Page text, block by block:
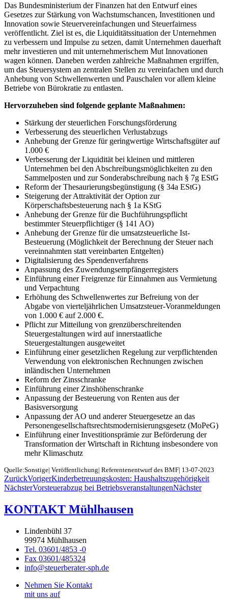
Das Bundesministerium der Finanzen hat den Entwurf eines
Gesetzes zur Stärkung von Wachstumschancen, Investitionen und
Innovation sowie Steuervereinfachungen und Steuerfairness
veröffentlicht. Ziel ist es, die Liquiditätssituation der Unternehmen
zu verbessern und Impulse zu setzen, damit Unternehmen dauerhaft
mehr investieren und mit unternehmerischem Mut Innovationen
wagen können. Daneben werden zahlreiche Maßnahmen ergriffen,
um das Steuersystem an zentralen Stellen zu vereinfachen und durch
Anhebung von Schwellenwerten und Pauschalen vor allem kleine
Betriebe von Bürokratie zu entlasten.
Hervorzuheben sind folgende geplante Maßnahmen:
Stärkung der steuerlichen Forschungsförderung
Verbesserung des steuerlichen Verlustabzugs
Anhebung der Grenze für geringwertige Wirtschaftsgüter auf
1.000 €
Verbesserung der Liquidität bei kleinen und mittleren
Unternehmen bei den Abschreibungsmöglichkeiten zu den
Sammelposten und zur Sonderabschreibung nach § 7g EStG
Reform der Thesaurierungsbegünstigung (§ 34a EStG)
Steigerung der Attraktivität der Option zur
Körperschaftsbesteuerung nach § 1a KStG
Anhebung der Grenze für die Buchführungspflicht
bestimmter Steuerpflichtiger (§ 141 AO)
Anhebung der Grenze für die umsatzsteuerliche Ist-
Besteuerung (Möglichkeit der Berechnung der Steuer nach
vereinnahmten statt vereinbarten Entgelten)
Digitalisierung des Spendenverfahrens
Anpassung des Zuwendungsempfängerregisters
Einführung einer Freigrenze für Einnahmen aus Vermietung
und Verpachtung
Erhöhung des Schwellenwertes zur Befreiung von der
Abgabe von vierteljährlichen Umsatzsteuer-Voranmeldungen
von 1.000 € auf 2.000 €.
Pflicht zur Mitteilung von grenzüberschreitenden
Steuergestaltungen wird auf innerstaatliche
Steuergestaltungen ausgeweitet
Einführung einer gesetzlichen Regelung zur verpflichtenden
Verwendung von elektronischen Rechnungen zwischen
inländischen Unternehmen
Reform der Zinsschranke
Einführung einer Zinshöhenschranke
Anpassung der Besteuerung von Renten aus der
Basisversorgung
Anpassung der AO und anderer Steuergesetze an das
Personengesellschaftsrechtsmodernisierungsgesetz (MoPeG)
Einführung einer Investitionsprämie zur Beförderung der
Transformation der Wirtschaft in Richtung insbesondere von
mehr Klimaschutz
Quelle:Sonstige| Veröffentlichung| Referentenentwurf des BMF| 13-07-2023
ZurückVorigerKinderbetreuungskosten: Haushaltszugehörigkeit
NächsterVorsteuerabzug bei BetriebsveranstaltungenNächster
KONTAKT Mühlhausen
Lindenbühl 37
99974 Mühlhausen
Tel. 03601/4853 -0
Fax 03601/485324
info@steuerberater-sph.de
Nehmen Sie Kontakt
mit uns auf